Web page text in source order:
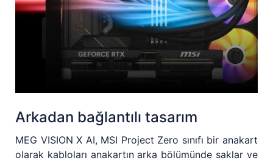
Arkadan bağlantılı tasarım
MEG VISION X AI, MSI Project Zero sınıfı bir anakart
olarak kabloları anakartın arka bölümünde saklar ve